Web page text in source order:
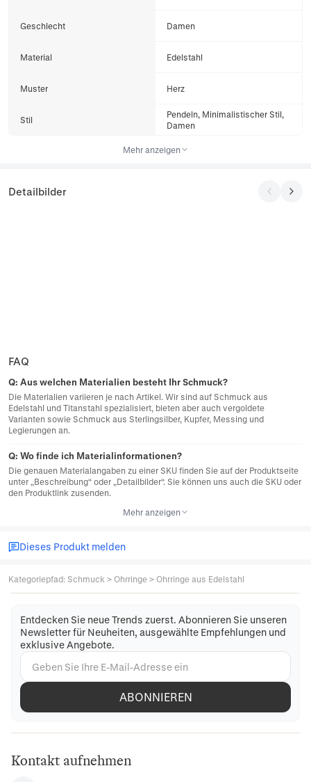
Geschlecht Damen
Material Edelstahl
Muster Herz
Stil
Pendeln, Minimalistischer Stil,
Damen
Mehr anzeigen
Detailbilder
FAQ
Q: Aus welchen Materialien besteht Ihr Schmuck?
Die Materialien variieren je nach Artikel. Wir sind auf Schmuck aus
Edelstahl und Titanstahl spezialisiert, bieten aber auch vergoldete
Varianten sowie Schmuck aus Sterlingsilber, Kupfer, Messing und
Legierungen an.
Q: Wo finde ich Materialinformationen?
Die genauen Materialangaben zu einer SKU finden Sie auf der Produktseite
unter „Beschreibung“ oder „Detailbilder“. Sie können uns auch die SKU oder
den Produktlink zusenden.
Mehr anzeigen
Dieses Produkt melden
Kategoriepfad: Schmuck > Ohrringe > Ohrringe aus Edelstahl
Entdecken Sie neue Trends zuerst. Abonnieren Sie unseren
Newsletter für Neuheiten, ausgewählte Empfehlungen und
exklusive Angebote.
ABONNIEREN
Kontakt aufnehmen